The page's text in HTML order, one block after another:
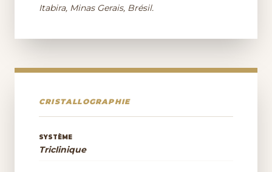
Itabira, Minas Gerais, Brésil.
CRISTALLOGRAPHIE
SYSTÈME
Triclinique